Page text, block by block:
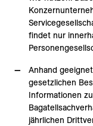
findet nur
Anhand
gesetzlichen
Informationen
jährlichen